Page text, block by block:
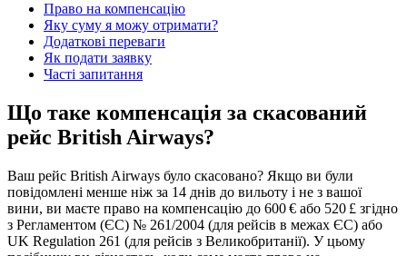
Право на компенсацію
Яку суму я можу отримати?
Додаткові переваги
Як подати заявку
Часті запитання
Що таке компенсація за скасований
рейс British Airways?
Ваш рейс British Airways було скасовано? Якщо ви були
повідомлені менше ніж за 14 днів до вильоту і не з вашої
вини, ви маєте право на компенсацію до 600 € або 520 £ згідно
з Регламентом (ЄС) № 261/2004 (для рейсів в межах ЄС) або
UK Regulation 261 (для рейсів з Великобританії). У цьому